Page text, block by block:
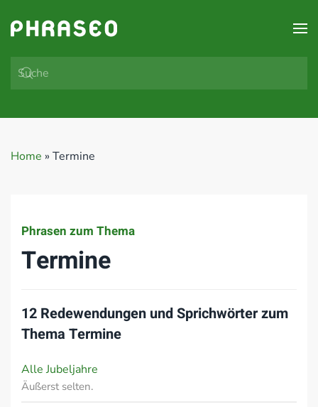
Zum Hauptinhalt springen
Home » Termine
Phrasen zum Thema
Termine
12 Redewendungen und Sprichwörter zum
Thema Termine
Alle Jubeljahre
Äußerst selten.